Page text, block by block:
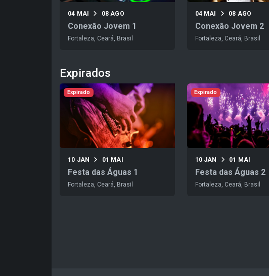
04 MAI 08 AGO
Conexão Jovem 1
Fortaleza, Ceará, Brasil
04 MAI 08 AGO
Conexão Jovem 2
Fortaleza, Ceará, Brasil
Expirados
10 JAN 01 MAI
Festa das Águas 1
Fortaleza, Ceará, Brasil
Expirado
10 JAN 01 MAI
Festa das Águas 2
Fortaleza, Ceará, Brasil
Expirado